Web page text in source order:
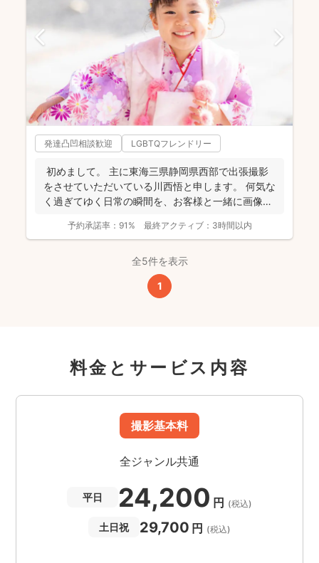
発達凸凹相談歓迎 LGBTQフレンドリー
初めまして。 主に東海三県静岡県西部で出張撮影
をさせていただいている川西悟と申します。 何気な
く過ぎてゆく日常の瞬間を、お客様と一緒に画像と
予約承諾率： 91% 最終アクティブ： 3時間以内
全5件を表示
1
料金とサービス内容
撮影基本料
全ジャンル共通
平日 24,200 円 (税込)
土日祝 29,700 円 (税込)